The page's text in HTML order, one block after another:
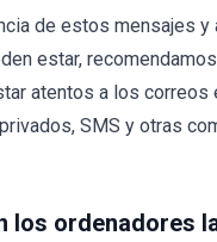
de estos mensajes y
estar, recomendamos
atentos a los correos
SMS y otras
los ordenadores